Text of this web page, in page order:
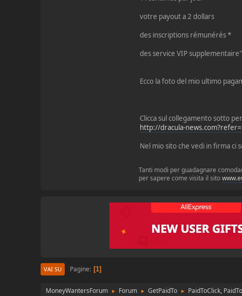
votre payout a 2 dollars
des inscriptions rémunérés *
des service VIP supplementaire"
Ecco la foto del mio ultimo
Clicca sul collegamento sotto
http://dracula-
Nel mio sito che vedi in firma ci
Tanti modi per guadagnare
per sapere come visita il sito
VAI SU Pagine 1
MoneyWantersForum ► Forum ► GetPaidTo ► PaidToClick,